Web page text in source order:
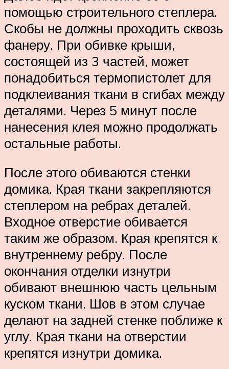
помощью строительного степлера.
Скобы не должны проходить сквозь
фанеру. При обивке крыши,
состоящей из 3 частей, может
понадобиться термопистолет для
подклеивания ткани в сгибах между
деталями. Через 5 минут после
нанесения клея можно продолжать
остальные работы.
После этого обиваются стенки
домика. Края ткани закрепляются
степлером на ребрах деталей.
Входное отверстие обивается
таким же образом. Края крепятся к
внутреннему ребру. После
окончания отделки изнутри
обивают внешнюю часть цельным
куском ткани. Шов в этом случае
делают на задней стенке поближе к
углу. Края ткани на отверстии
крепятся изнутри домика.